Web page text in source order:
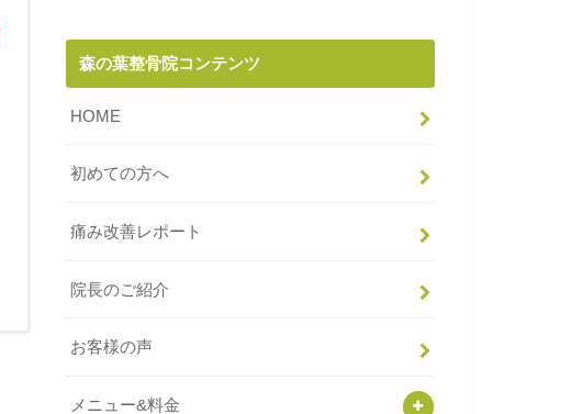
森の葉整骨院コンテンツ
HOME
初めての方へ
痛み改善レポート
院長のご紹介
お客様の声
メニュー&料金